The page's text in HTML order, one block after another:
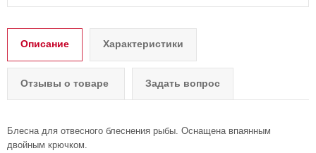
Описание Характеристики
Отзывы о товаре Задать вопрос
Блесна для отвесного блеснения рыбы. Оснащена впаянным
двойным крючком.